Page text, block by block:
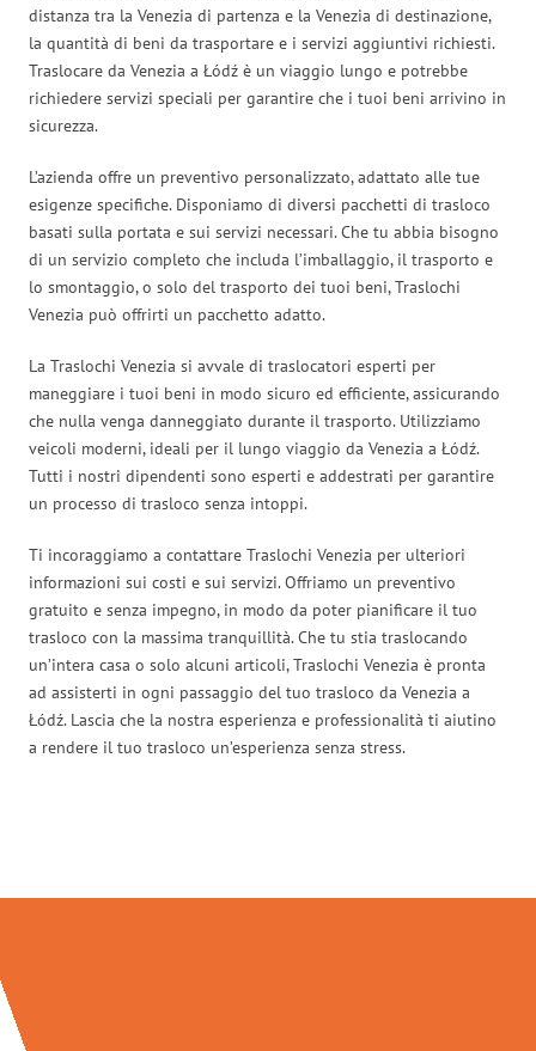
distanza tra la Venezia di partenza e la Venezia di destinazione,
la quantità di beni da trasportare e i servizi aggiuntivi richiesti.
Traslocare da Venezia a Łódź è un viaggio lungo e potrebbe
richiedere servizi speciali per garantire che i tuoi beni arrivino in
sicurezza.
L’azienda offre un preventivo personalizzato, adattato alle tue
esigenze specifiche. Disponiamo di diversi pacchetti di trasloco
basati sulla portata e sui servizi necessari. Che tu abbia bisogno
di un servizio completo che includa l’imballaggio, il trasporto e
lo smontaggio, o solo del trasporto dei tuoi beni, Traslochi
Venezia può offrirti un pacchetto adatto.
La Traslochi Venezia si avvale di traslocatori esperti per
maneggiare i tuoi beni in modo sicuro ed efficiente, assicurando
che nulla venga danneggiato durante il trasporto. Utilizziamo
veicoli moderni, ideali per il lungo viaggio da Venezia a Łódź.
Tutti i nostri dipendenti sono esperti e addestrati per garantire
un processo di trasloco senza intoppi.
Ti incoraggiamo a contattare Traslochi Venezia per ulteriori
informazioni sui costi e sui servizi. Offriamo un preventivo
gratuito e senza impegno, in modo da poter pianificare il tuo
trasloco con la massima tranquillità. Che tu stia traslocando
un’intera casa o solo alcuni articoli, Traslochi Venezia è pronta
ad assisterti in ogni passaggio del tuo trasloco da Venezia a
Łódź. Lascia che la nostra esperienza e professionalità ti aiutino
a rendere il tuo trasloco un’esperienza senza stress.